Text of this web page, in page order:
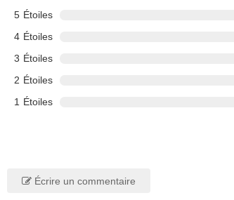
5 Étoiles
4 Étoiles
3 Étoiles
2 Étoiles
1 Étoiles
Écrire un commentaire